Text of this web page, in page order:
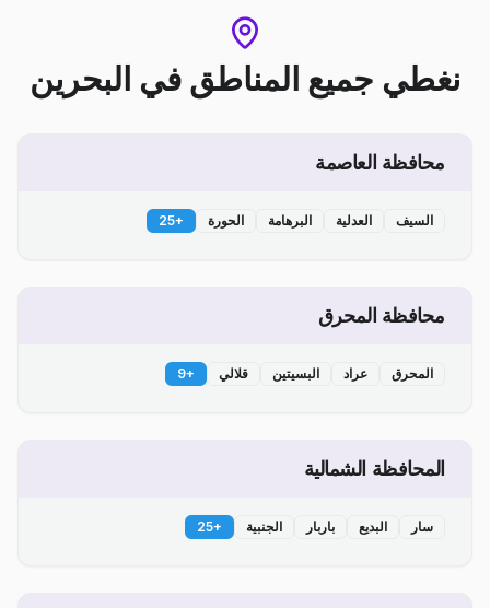
نغطي جميع المناطق في البحرين
محافظة العاصمة
السيف العدلية البرهامة الحورة +
25
محافظة المحرق
المحرق عراد البسيتين قلالي +
9
المحافظة الشمالية
سار البديع باربار الجنبية +
25